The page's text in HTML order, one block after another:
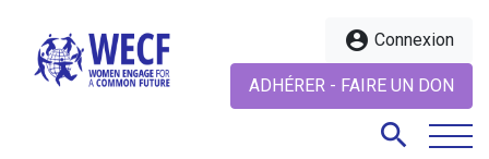
account_circle Connexion
ADHÉRER - FAIRE UN DON
search